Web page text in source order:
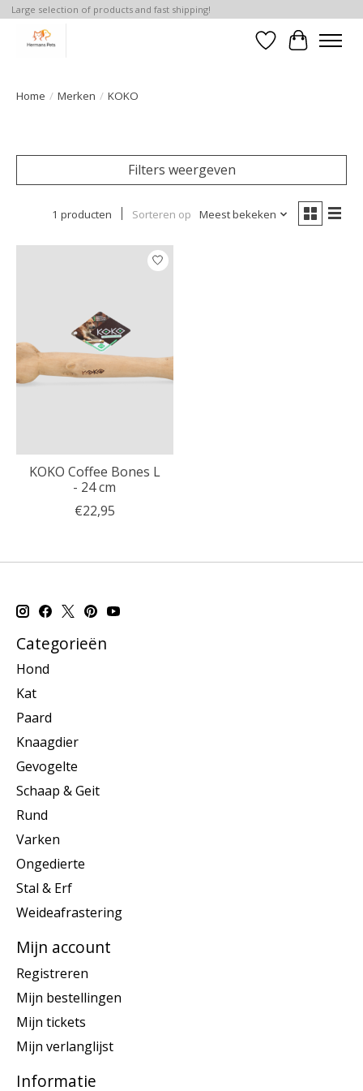
Large selection of products and fast shipping!
Verlanglijst
Home / Merken / KOKO
Filters weergeven
1 producten Sorteren op Meest bekeken
KOKO Coffee Bones L
- 24 cm
€22,95
Categorieën
Hond
Kat
Paard
Knaagdier
Gevogelte
Schaap & Geit
Rund
Varken
Ongedierte
Stal & Erf
Weideafrastering
Mijn account
Registreren
Mijn bestellingen
Mijn tickets
Mijn verlanglijst
Informatie